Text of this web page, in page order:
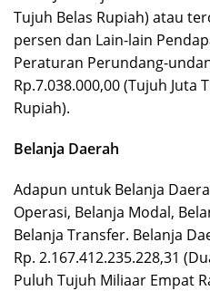
Tujuh Belas Rupiah) atau
persen dan Lain-lain
Peraturan Perundang-
Rp.7.038.000,00 (Tujuh Juta
Rupiah).
Belanja Daerah
Adapun untuk Belanja
Operasi, Belanja Modal,
Belanja Transfer. Belanja
Rp. 2.167.412.235.228,31
Puluh Tujuh Miliaar Empat